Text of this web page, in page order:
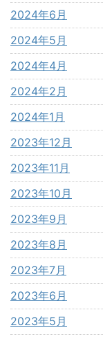
2024年6月
2024年5月
2024年4月
2024年2月
2024年1月
2023年12月
2023年11月
2023年10月
2023年9月
2023年8月
2023年7月
2023年6月
2023年5月